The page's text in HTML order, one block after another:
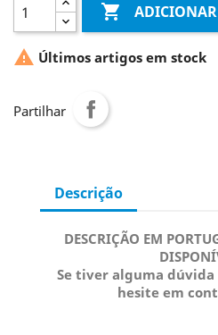

 Últimos artigos em stock
Partilhar
Descrição
DESCRIÇÃO EM
Se tiver alguma
hesite em